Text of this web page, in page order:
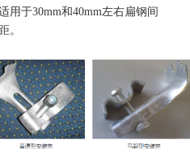
用于30mm和40mm左右扁钢间
。